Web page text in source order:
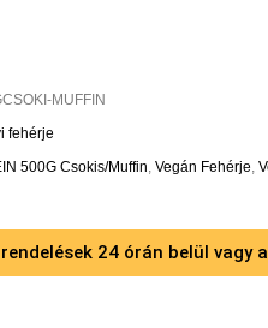
MUFFIN
fehérje
500G Csokis/Muffin, Vegán Fehérje,
24 órán belül vagy